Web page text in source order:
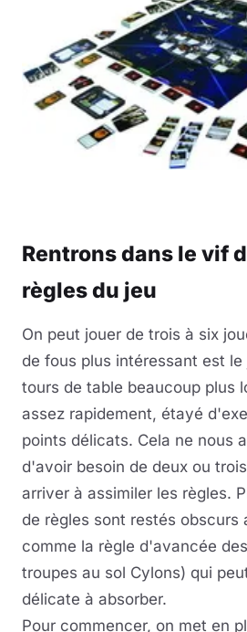
Rentrons dans le vif
règles du jeu
On peut jouer de trois à six
de fous plus intéressant est
tours de table beaucoup plus
assez rapidement, étayé
points délicats. Cela ne nous
d'avoir besoin de deux ou
arriver à assimiler les règles.
de règles sont restés obscurs
comme la règle d'avancée
troupes au sol Cylons) qui
délicate à absorber.
Pour commencer, on met en